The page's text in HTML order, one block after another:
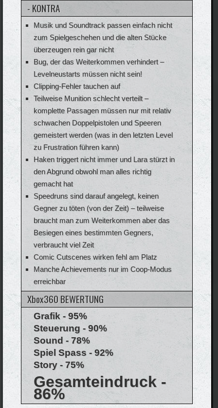
- KONTRA
Musik und Soundtrack passen einfach nicht
zum Spielgeschehen und die alten Stücke
überzeugen rein gar nicht
Bug, der das Weiterkommen verhindert –
Levelneustarts müssen nicht sein!
Clipping-Fehler tauchen auf
Teilweise Munition schlecht verteilt –
komplette Passagen müssen nur mit relativ
schwachen Doppelpistolen und Speeren
gemeistert werden (was in den letzten Level
zu Frustration führen kann)
Haken triggert nicht immer und Lara stürzt in
den Abgrund obwohl man alles richtig
gemacht hat
Speedruns sind darauf angelegt, keinen
Gegner zu töten (von der Zeit) – teilweise
braucht man zum Weiterkommen aber das
Besiegen eines bestimmten Gegners,
verbraucht viel Zeit
Comic Cutscenes wirken fehl am Platz
Manche Achievements nur im Coop-Modus
erreichbar
Xbox360 BEWERTUNG
Grafik - 95%
Steuerung - 90%
Sound - 78%
Spiel Spass - 92%
Story - 75%
Gesamteindruck -
86%